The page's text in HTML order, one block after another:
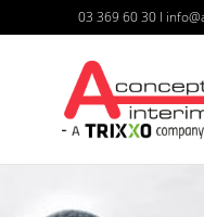
03 369 60 30 I